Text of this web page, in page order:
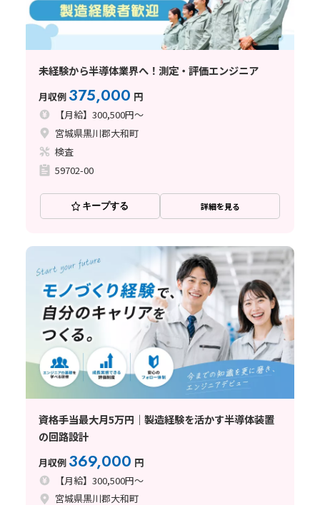
未経験から半導体業界へ！測定・評価エンジニア
月収例 375,000 円
【月給】300,500円～
宮城県黒川郡大和町
検査
59702-00
キープする 詳細を見る
資格手当最大月5万円｜製造経験を活かす半導体装置
の回路設計
月収例 369,000 円
【月給】300,500円～
宮城県黒川郡大和町